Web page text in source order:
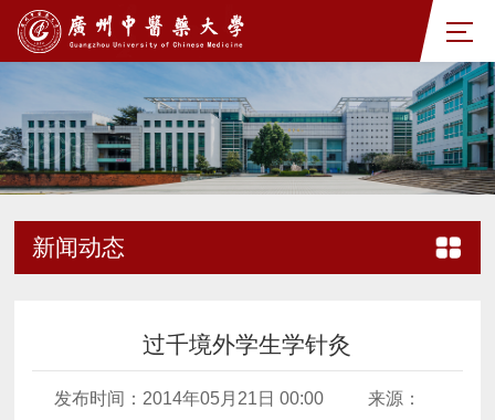
新闻动态
过千境外学生学针灸
发布时间：2014年05月21日 00:00
来源：